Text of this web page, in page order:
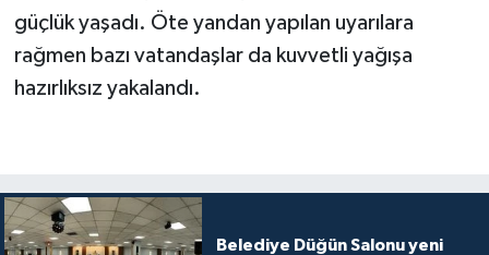
güçlük yaşadı. Öte yandan yapılan uyarılara
rağmen bazı vatandaşlar da kuvvetli yağışa
hazırlıksız yakalandı.
Belediye Düğün Salonu yeni